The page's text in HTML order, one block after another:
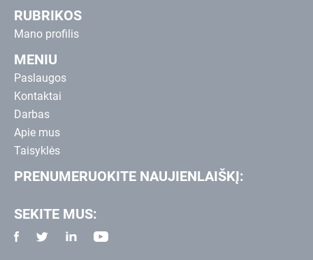
RUBRIKOS
Mano profilis
MENIU
Paslaugos
Kontaktai
Darbas
Apie mus
Taisyklės
PRENUMERUOKITE NAUJIENLAIŠKĮ:
SEKITE MUS: